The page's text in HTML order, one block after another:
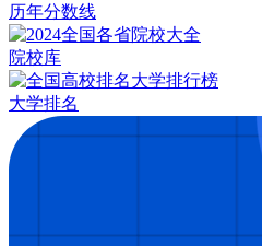
历年分数线
院校库
大学排名